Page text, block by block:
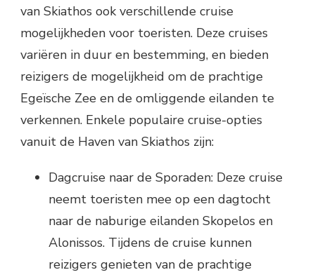
van Skiathos ook verschillende cruise
mogelijkheden voor toeristen. Deze cruises
variëren in duur en bestemming, en bieden
reizigers de mogelijkheid om de prachtige
Egeïsche Zee en de omliggende eilanden te
verkennen. Enkele populaire cruise-opties
vanuit de Haven van Skiathos zijn:
Dagcruise naar de Sporaden: Deze cruise
neemt toeristen mee op een dagtocht
naar de naburige eilanden Skopelos en
Alonissos. Tijdens de cruise kunnen
reizigers genieten van de prachtige